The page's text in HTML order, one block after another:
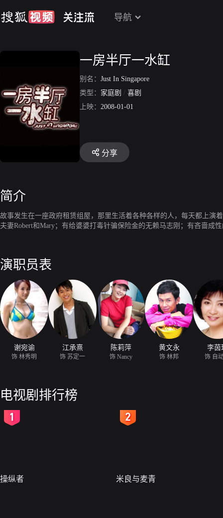
导航
一房半厅一水缸
别名： Just In Singapore
类型： 家庭剧 / 喜剧
上映： 2008-01-01
分享
简介
故事发生在一座政府租赁组屋，那里生活着各种各样的人，每天都上演
夫妻Robert和Mary；有给婆婆打毒针骗保险金的无赖马志刚；有吝啬成
演职员表
谢宛谕
饰 林秀明
江承熹
饰 苏定一
陈莉萍
饰 Nancy
黄文永
饰 林邦
李茵
饰 自
电视剧排行榜
操纵者 米良与麦青